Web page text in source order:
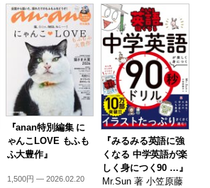
『anan特別編集 に
ゃんこLOVE もふも
ふ大豊作』
1,500円 — 2026.02.20
『みるみる英語に強
くなる 中学英語が楽
しく身につく90 …』
Mr.Sun 著 小笠原藤